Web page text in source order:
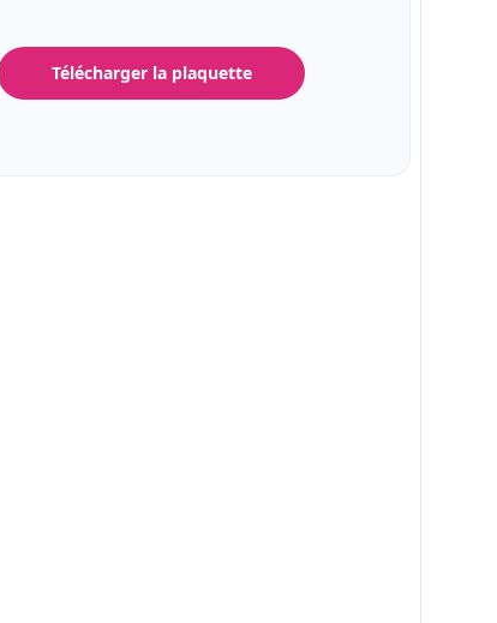
Télécharger la plaquette